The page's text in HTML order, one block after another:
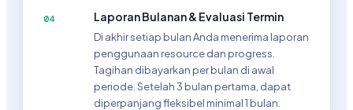
04 Laporan Bulanan & Evaluasi Termin
Di akhir setiap bulan Anda menerima laporan
penggunaan resource dan progress.
Tagihan dibayarkan per bulan di awal
periode. Setelah 3 bulan pertama, dapat
diperpanjang fleksibel minimal 1 bulan.